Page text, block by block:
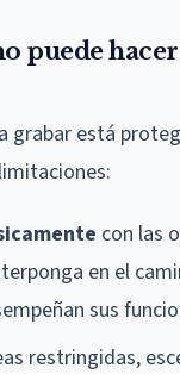
puede
grabar está
con las
en el
sus
restringidas,